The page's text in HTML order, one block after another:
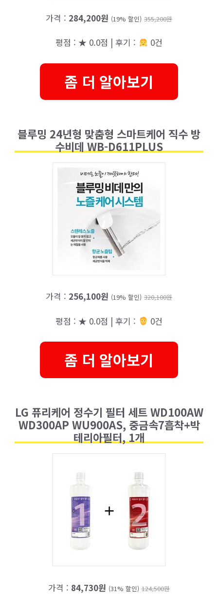
가격 : 284,200원 (19% 할인) 355,200원
평점 : ★ 0.0점 | 후기 : 0건
좀 더 알아보기
블루밍 24년형 맞춤형 스마트케어 직수 방
수비데 WB-D611PLUS
가격 : 256,100원 (19% 할인) 320,100원
평점 : ★ 0.0점 | 후기 : 0건
좀 더 알아보기
LG 퓨리케어 정수기 필터 세트 WD100AW
WD300AP WU900AS, 중금속7흡착+박
테리아필터, 1개
가격 : 84,730원 (31% 할인) 124,500원